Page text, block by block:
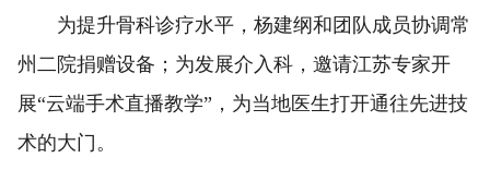
为提升骨科诊疗水平，杨建纲和团队成员协调常
州二院捐赠设备；为发展介入科，邀请江苏专家开
展“云端手术直播教学”，为当地医生打开通往先进技
术的大门。